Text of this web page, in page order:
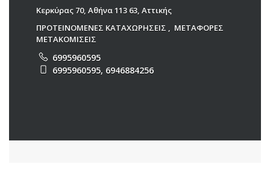
Κερκύρας 70, Αθήνα 113 63, Αττικής
ΠΡΟΤΕΙΝΟΜΕΝΕΣ ΚΑΤΑΧΩΡΗΣΕΙΣ , ΜΕΤΑΦΟΡΕΣ
ΜΕΤΑΚΟΜΙΣΕΙΣ
6995960595
6995960595, 6946884256